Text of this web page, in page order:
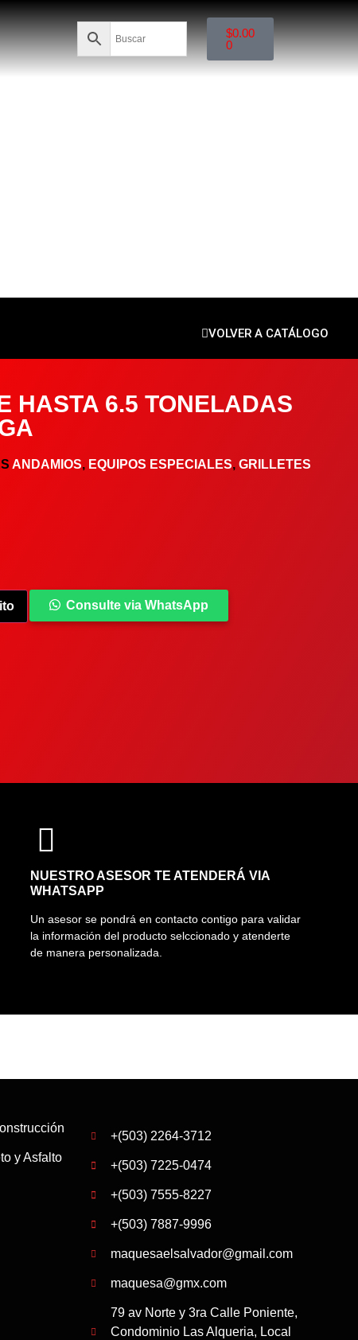
$0.00
0
VOLVER A CATÁLOGO
HASTA 6.5 TONELADAS
ANDAMIOS, EQUIPOS ESPECIALES,GRILLETES
Consulte via WhatsApp
NUESTRO ASESOR TE ATENDERÁ VIA
WHATSAPP
Un asesor se pondrá en contacto contigo para validar
la información del producto selccionado y atenderte
de manera personalizada.
y Asfalto
+(503) 2264-3712
+(503) 7225-0474
+(503) 7555-8227
+(503) 7887-9996
maquesaelsalvador@gmail.com
maquesa@gmx.com
79 av Norte y 3ra Calle Poniente,
Condominio Las Alqueria, Local